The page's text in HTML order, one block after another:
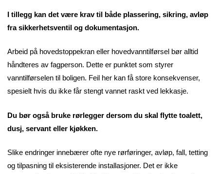
I tillegg kan det være krav til både plassering, sikring, avløp
fra sikkerhetsventil og dokumentasjon.
Arbeid på hovedstoppekran eller hovedvanntilførsel bør alltid
håndteres av fagperson. Dette er punktet som styrer
vanntilførselen til boligen. Feil her kan få store konsekvenser,
spesielt hvis du ikke får stengt vannet raskt ved lekkasje.
Du bør også bruke rørlegger dersom du skal flytte toalett,
dusj, servant eller kjøkken.
Slike endringer innebærer ofte nye rørføringer, avløp, fall, tetting
og tilpasning til eksisterende installasjoner. Det er ikke